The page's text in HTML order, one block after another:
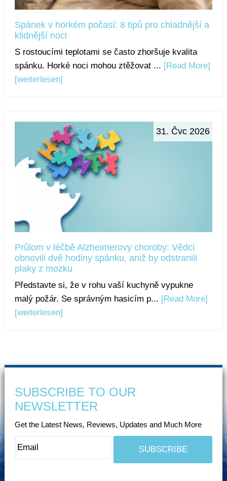
Spánek v horkém počasí: 8 tipů pro chladnější a
klidnější noci
S rostoucími teplotami se často zhoršuje kvalita
spánku. Horké noci mohou ztěžovat ... [Read More]
[weiterlesen]
31. Čvc 2026
Průlom v léčbě Alzheimerovy choroby: Vědci
obnovili dvě hodiny spánku, aniž by odstranili
plaky z mozku
Představte si, že v rohu vaší kuchyně vypukne
malý požár. Se správným hasicím p... [Read More]
[weiterlesen]
SUBSCRIBE TO OUR
NEWSLETTER
Get the Latest News, Reviews, Updates and Much More